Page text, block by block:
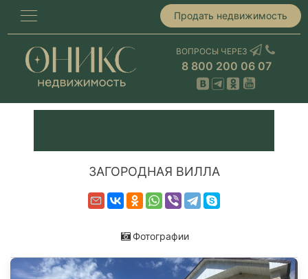
Продать недвижимость
ВОПРОСЫ ЧЕРЕЗ
8 800 200 06 07
ЗАГОРОДНАЯ ВИЛЛА
Фотографии